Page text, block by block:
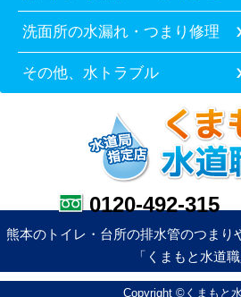
洗面所の水漏れ・つまり修理
その他、水トラブル
0120-492-315
熊本のトイレ・台所の排水管のつまり
「くまもと水道職
Copyright ©くまもと